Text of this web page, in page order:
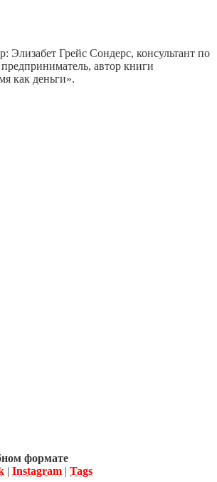
Элизабет Грейс Сондерс, консультант по
автор книги
как деньги».
формате
| Instagram | Tags